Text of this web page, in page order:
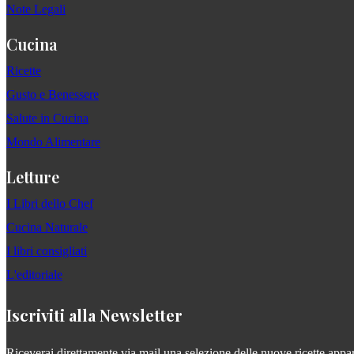
Note Legali
Cucina
Ricette
Gusto e Benessere
Salute in Cucina
Mondo Alimentare
Letture
I Libri dello Chef
Cucina Naturale
I libri consigliati
L'editoriale
Iscriviti alla Newsletter